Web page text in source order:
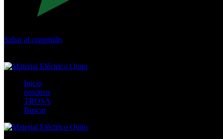
Saltar al contenido
Inicio
nosotros
TROSA
Buscar